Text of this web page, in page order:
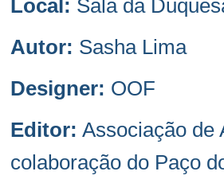
Local: Sala da
Autor: Sasha Lima
Designer: OOF
Editor: Associação de
colaboração do Paço